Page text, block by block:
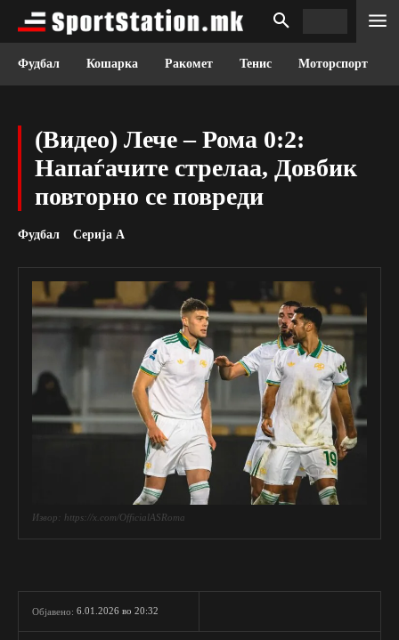
Фудбал Кошарка Ракомет Тенис Моторспорт
(Видео) Лече – Рома 0:2:
Напаѓачите стрелаа, Довбик
повторно се повреди
Фудбал Серија А
Извор: https://x.com/OfficialASRoma
Објавено: 6.01.2026 во 20:32